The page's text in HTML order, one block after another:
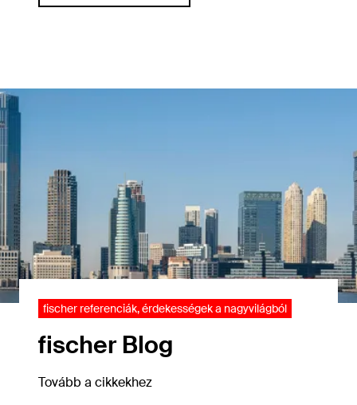
fischer referenciák, érdekességek a nagyvilágból
fischer Blog
Tovább a cikkekhez